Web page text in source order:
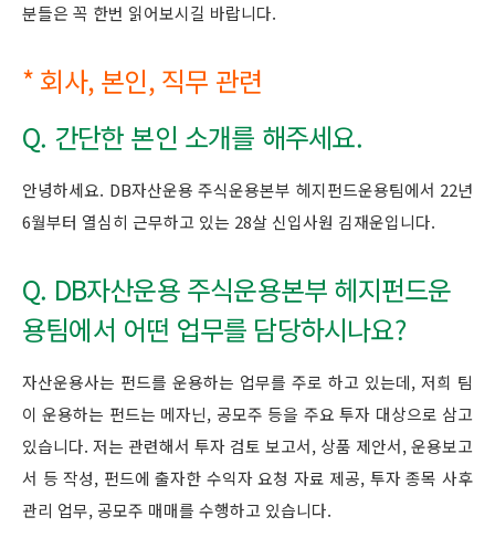
분들은 꼭 한번 읽어보시길 바랍니다.
* 회사, 본인, 직무 관련
Q. 간단한 본인 소개를 해주세요.
안녕하세요. DB자산운용 주식운용본부 헤지펀드운용팀에서 22년
6월부터 열심히 근무하고 있는 28살 신입사원 김재운입니다.
Q. DB자산운용 주식운용본부 헤지펀드운
용팀에서 어떤 업무를 담당하시나요?
자산운용사는 펀드를 운용하는 업무를 주로 하고 있는데, 저희 팀
이 운용하는 펀드는 메자닌, 공모주 등을 주요 투자 대상으로 삼고
있습니다. 저는 관련해서 투자 검토 보고서, 상품 제안서, 운용보고
서 등 작성, 펀드에 출자한 수익자 요청 자료 제공, 투자 종목 사후
관리 업무, 공모주 매매를 수행하고 있습니다.